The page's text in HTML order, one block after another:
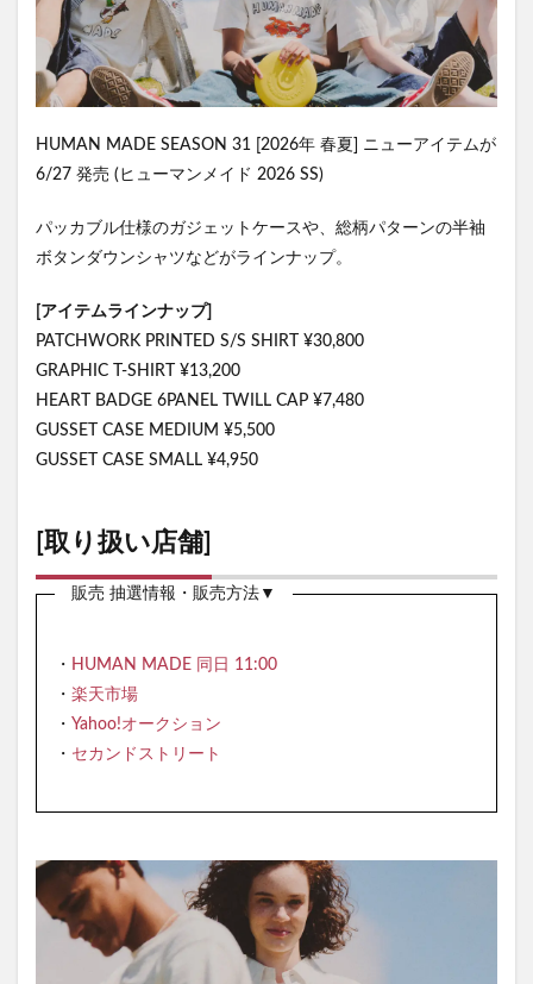
HUMAN MADE SEASON 31 [2026年 春夏] ニューアイテムが
6/27 発売 (ヒューマンメイド 2026 SS)
パッカブル仕様のガジェットケースや、総柄パターンの半袖
ボタンダウンシャツなどがラインナップ。
[アイテムラインナップ]
PATCHWORK PRINTED S/S SHIRT ¥30,800
GRAPHIC T-SHIRT ¥13,200
HEART BADGE 6PANEL TWILL CAP ¥7,480
GUSSET CASE MEDIUM ¥5,500
GUSSET CASE SMALL ¥4,950
[取り扱い店舗]
販売 抽選情報・販売方法▼
・ HUMAN MADE 同日 11:00
・ 楽天市場
・ Yahoo!オークション
・ セカンドストリート